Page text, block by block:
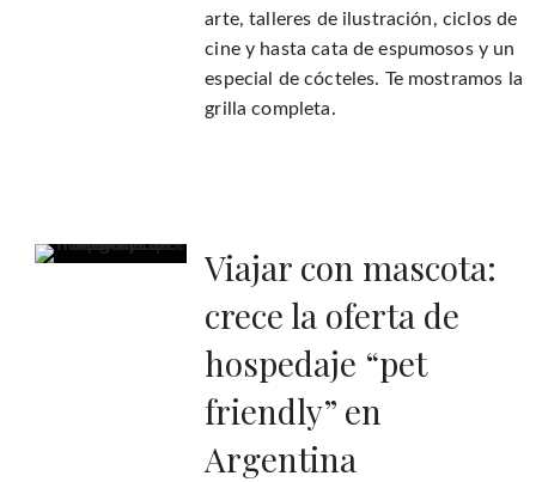
arte, talleres de ilustración, ciclos de
cine y hasta cata de espumosos y un
especial de cócteles. Te mostramos la
grilla completa.
Viajar con mascota:
crece la oferta de
hospedaje “pet
friendly” en
Argentina